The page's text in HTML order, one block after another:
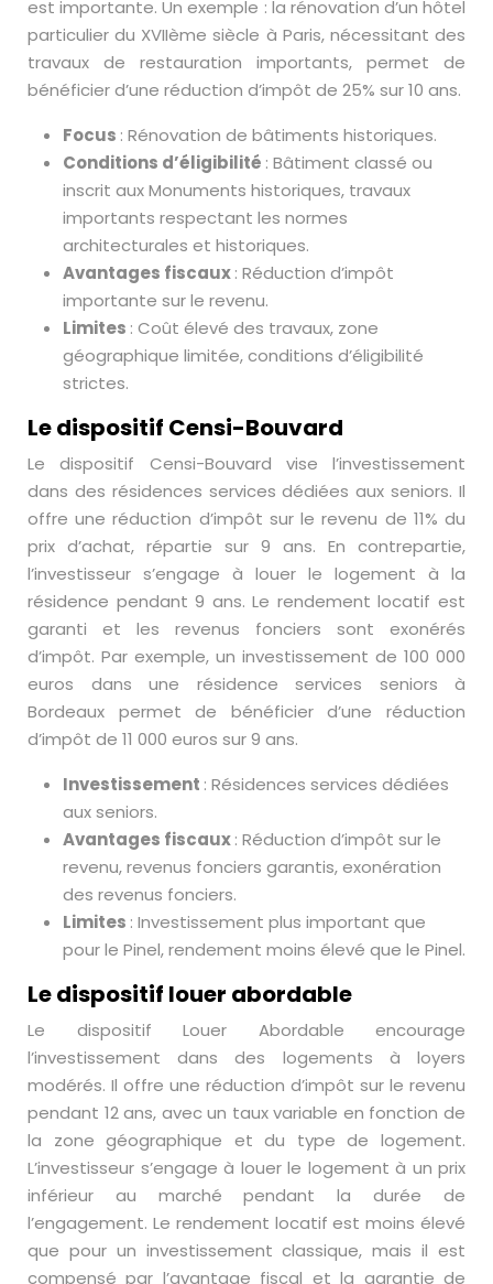
est importante. Un exemple : la rénovation d’un hôtel
particulier du XVIIème siècle à Paris, nécessitant des
travaux de restauration importants, permet de
bénéficier d’une réduction d’impôt de 25% sur 10 ans.
Focus : Rénovation de bâtiments historiques.
Conditions d’éligibilité : Bâtiment classé ou
inscrit aux Monuments historiques, travaux
importants respectant les normes
architecturales et historiques.
Avantages fiscaux: Réduction d’impôt
importante sur le revenu.
Limites : Coût élevé des travaux, zone
géographique limitée, conditions d’éligibilité
strictes.
Le dispositif Censi-Bouvard
Le dispositif Censi-Bouvard vise l’investissement
dans des résidences services dédiées aux seniors. Il
offre une réduction d’impôt sur le revenu de 11% du
prix d’achat, répartie sur 9 ans. En contrepartie,
l’investisseur s’engage à louer le logement à la
résidence pendant 9 ans. Le rendement locatif est
garanti et les revenus fonciers sont exonérés
d’impôt. Par exemple, un investissement de 100 000
euros dans une résidence services seniors à
Bordeaux permet de bénéficier d’une réduction
d’impôt de 11 000 euros sur 9 ans.
Investissement : Résidences services dédiées
aux seniors.
Avantages fiscaux: Réduction d’impôt sur le
revenu, revenus fonciers garantis, exonération
des revenus fonciers.
Limites : Investissement plus important que
pour le Pinel, rendement moins élevé que le Pinel.
Le dispositif louer abordable
Le dispositif Louer Abordable encourage
l’investissement dans des logements à loyers
modérés. Il offre une réduction d’impôt sur le revenu
pendant 12 ans, avec un taux variable en fonction de
la zone géographique et du type de logement.
L’investisseur s’engage à louer le logement à un prix
inférieur au marché pendant la durée de
l’engagement. Le rendement locatif est moins élevé
que pour un investissement classique, mais il est
compensé par l’avantage fiscal et la garantie de